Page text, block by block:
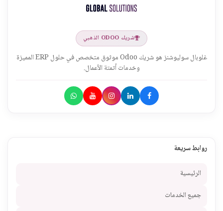
شريك ODOO الذهبي
غلوبال سوليوشنز هو شريك Odoo موثوق متخصص في حلول ERP المميزة
وخدمات أتمتة الأعمال.
روابط سريعة
الرئيسية
جميع الخدمات